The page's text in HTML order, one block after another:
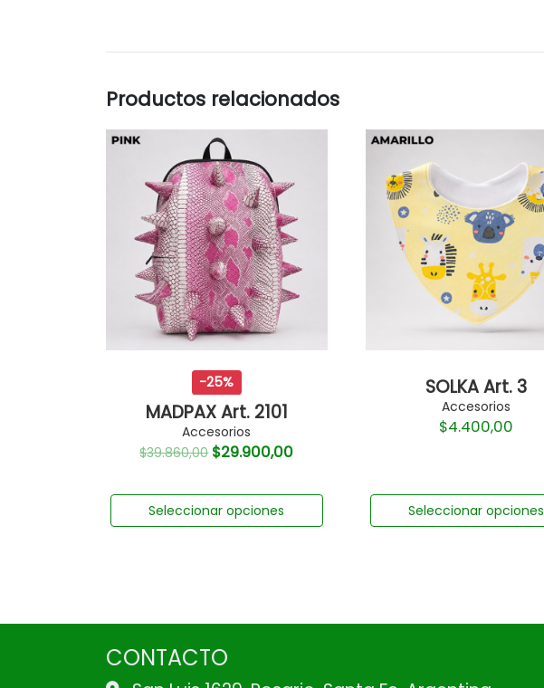
Productos relacionados
-25%
MADPAX Art. 2101
Accesorios
$39.860,00 $29.900,00
Seleccionar opciones
SOLKA Art. 3
Accesorios
$4.400,00
Seleccionar opciones
CONTACTO